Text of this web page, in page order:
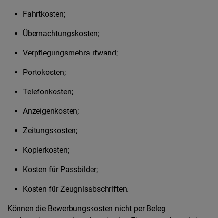
Fahrtkosten;
Übernachtungskosten;
Verpflegungsmehraufwand;
Portokosten;
Telefonkosten;
Anzeigenkosten;
Zeitungskosten;
Kopierkosten;
Kosten für Passbilder;
Kosten für Zeugnisabschriften.
Können die Bewerbungskosten nicht per Beleg